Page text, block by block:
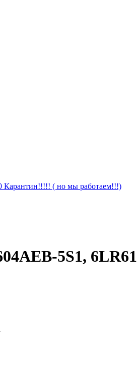
Карантин!!!!! ( но мы работаем!!!)
5S1, 6LR61